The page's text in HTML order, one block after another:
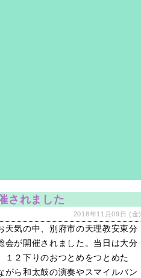
されました
2018年11月09日 (金)
天気の中、別府市の天理教安東分
会が開催されました。当日は大分
１２下りのおつとめをつとめた
がら和太鼓の演奏やスマイルバン